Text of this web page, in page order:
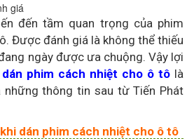
giá
đến tầm quan trọng của phim
Được đánh giá là không thể thiếu
ngày được ưa chuộng. Vậy lợi
dán phim cách nhiệt cho ô tô là
những thông tin sau từ Tiến Phát
dán phim cách nhiệt cho ô tô